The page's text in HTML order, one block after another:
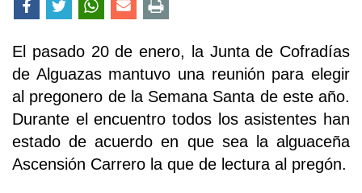
El pasado 20 de enero, la Junta de Cofradías
de Alguazas mantuvo una reunión para elegir
al pregonero de la Semana Santa de este año.
Durante el encuentro todos los asistentes han
estado de acuerdo en que sea la alguaceña
Ascensión Carrero la que de lectura al pregón.